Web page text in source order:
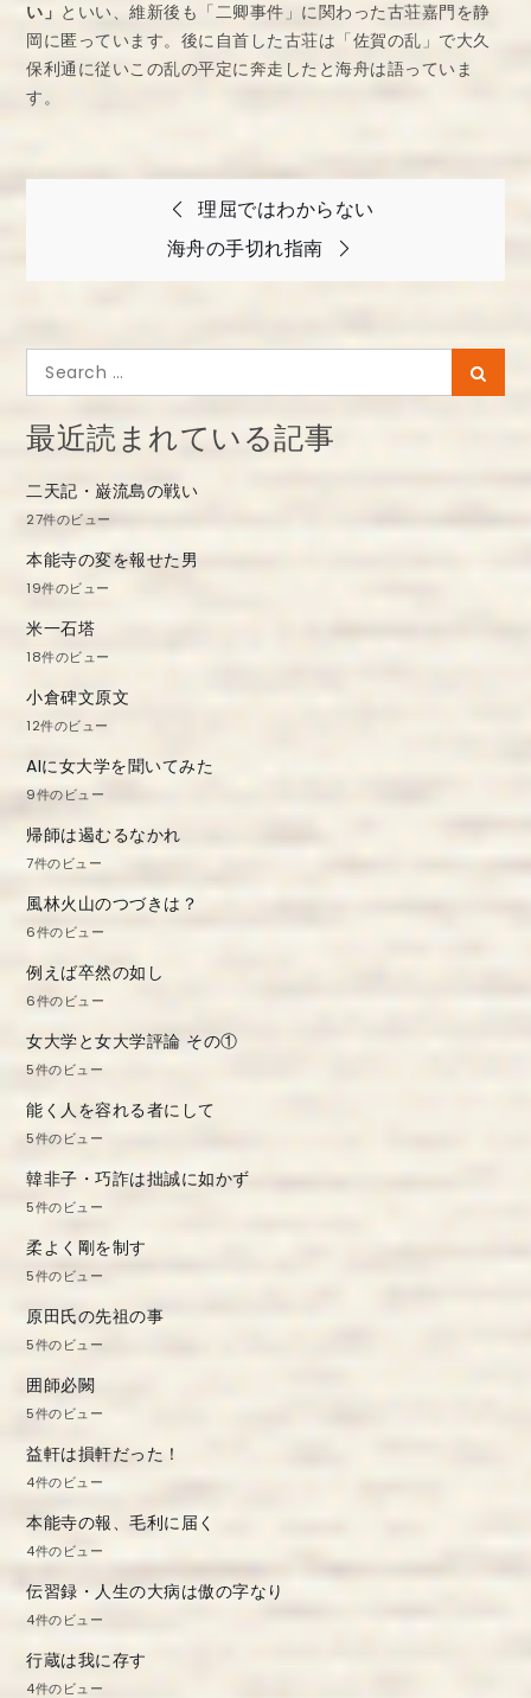
い」 といい、維新後も「二卿事件」に関わった古荘嘉門を静
岡に匿っています。後に自首した古荘は「佐賀の乱」で大久
保利通に従いこの乱の平定に奔走したと海舟は語っていま
す。
ナ
ゲ
ー
シ
ョ
ン
理屈ではわからない
海舟の手切れ指南
Search
for:
最近読まれている記事
二天記・巌流島の戦い
27件のビュー
本能寺の変を報せた男
19件のビュー
米一石塔
18件のビュー
小倉碑文原文
12件のビュー
AIに女大学を聞いてみた
9件のビュー
帰師は遏むるなかれ
7件のビュー
風林火山のつづきは？
6件のビュー
例えば卒然の如し
6件のビュー
女大学と女大学評論 その①
5件のビュー
能く人を容れる者にして
5件のビュー
韓非子・巧詐は拙誠に如かず
5件のビュー
柔よく剛を制す
5件のビュー
原田氏の先祖の事
5件のビュー
囲師必闕
5件のビュー
益軒は損軒だった！
4件のビュー
本能寺の報、毛利に届く
4件のビュー
伝習録・人生の大病は傲の字なり
4件のビュー
行蔵は我に存す
4件のビュー